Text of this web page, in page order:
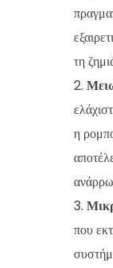
τη
η
που